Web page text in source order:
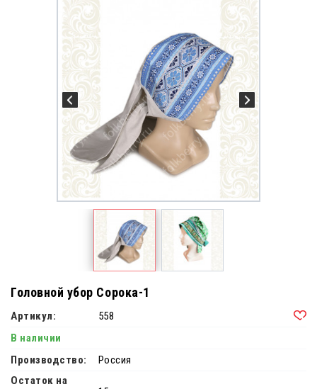
Головной убор Сорока-1
Артикул:
558
В наличии
Производство:
Россия
Остаток на